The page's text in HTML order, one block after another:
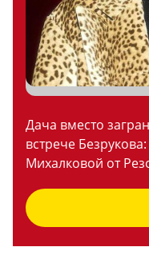
Дача вместо
встрече
Михалковой от